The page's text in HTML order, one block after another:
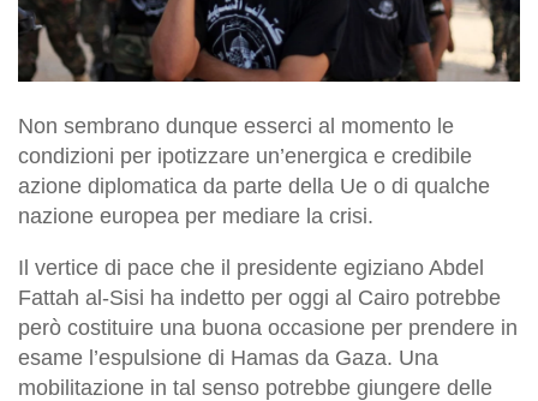
Non sembrano dunque esserci al momento le
condizioni per ipotizzare un’energica e credibile
azione diplomatica da parte della Ue o di qualche
nazione europea per mediare la crisi.
Il vertice di pace che il presidente egiziano Abdel
Fattah al-Sisi ha indetto per oggi al Cairo potrebbe
però costituire una buona occasione per prendere in
esame l’espulsione di Hamas da Gaza. Una
mobilitazione in tal senso potrebbe giungere delle